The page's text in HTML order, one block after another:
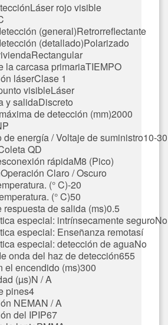
Láser rojo visible
(general)Retrorreflectante
(detallado)Polarizado
Rectangular
la carcasa primariaTIEMPO
láserClase 1
visibleLáser
y salidaDiscreto
de detección (mm)2000
de energía / Voltaje de suministro10-
QD
rápidaM8 (Pico)
Operación Claro / Oscuro
(° C)-20
(° C)50
respuesta de salida (ms)0.5
especial: intrínsecamente seguroNo
especial: Enseñanza remotasí
especial: detección de aguaNo
onda del haz de detección655
el encendido (ms)300
(µs)N / A
pines4
NEMAN / A
del IPIP67